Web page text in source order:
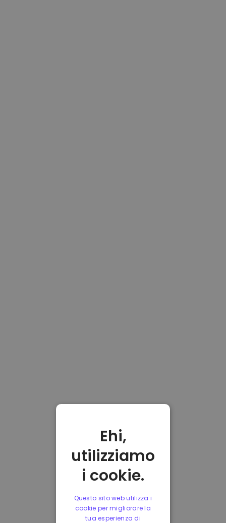
Ehi,
utilizziamo
i cookie.
Questo sito web utilizza i
cookie per migliorare la
tua esperienza di